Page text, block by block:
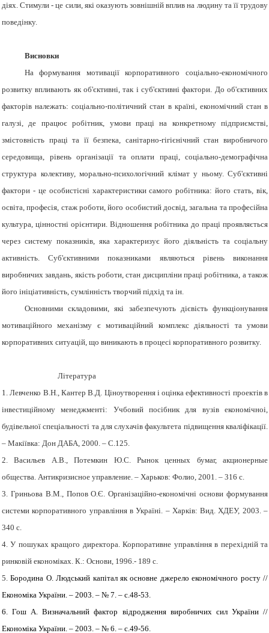
діях. Стимули - це сили, які оказують зовнішній вплив на людину та її трудову
поведінку.
Висновки
На формування мотивації корпоративного соціально-економічного
розвитку впливають як об'єктивні, так і суб'єктивні фактори. До об'єктивних
факторів належать: соціально-політичний стан в країні, економічний стан в
галузі, де працює робітник, умови праці на конкретному підприємстві,
змістовність праці та її безпека, санітарно-гігієнічний стан виробничого
середовища, рівень організації та оплати праці, соціально-демографічна
структура колективу, морально-психологічний клімат у ньому. Суб'єктивні
фактори - це особистісні характеристики самого робітника: його стать, вік,
освіта, професія, стаж роботи, його особистий досвід, загальна та професійна
культура, цінностні орієнтири. Відношення робітника до праці проявляється
через систему показників, яка характеризує його діяльність та соціальну
активність. Суб'єктивними показниками являються рівень виконання
виробничих завдань, якість роботи, стан дисципліни праці робітника, а також
його ініціативність, сумлінність творчий підхід та ін.
Основними складовими, які забезпечують дієвість функціонування
мотиваційного механізму є мотиваційний комплекс діяльності та умови
корпоративних ситуацій, що виникають в процесі корпоративного розвитку.
Література
1. Левченко В.Н., Кантер В.Д. Ціноутворення і оцінка ефективності проектів в
інвестиційному менеджменті: Учбовий посібник для вузів економічноі,
будівельної спеціальності та для слухачів факультета підвищення кваліфікації.
– Макіївка: Дон ДАБА, 2000. – С.125.
2. Васильев А.В., Потемкин Ю.С. Рынок ценных бумаг, акционерные
общества. Антикризисное управление. – Харьков: Фолио, 2001. – 316 с.
3. Гриньова В.М., Попов О.Є. Організаційно-економічні основи формування
системи корпоративного управління в Україні. – Харків: Вид. ХДЕУ, 2003. –
340 с.
4. У пошуках кращого директора. Корпоративне управління в перехідній та
ринковій економіках. К.: Основи, 1996.- 189 с.
5.Бородина О. Людський капітал як основне джерело економічного росту //
Економіка України. – 2003. – № 7. – с.48-53.
6. Гош А. Визначальний фактор відродження виробничих сил України //
Економіка України. – 2003. – № 6. – с.49-56.